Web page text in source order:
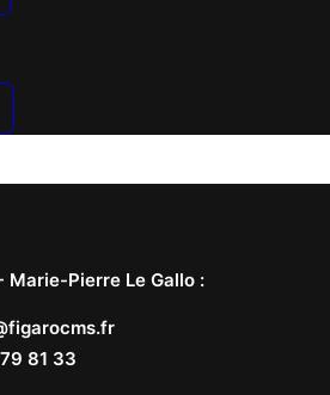
Marie-Pierre Le Gallo :
81 33